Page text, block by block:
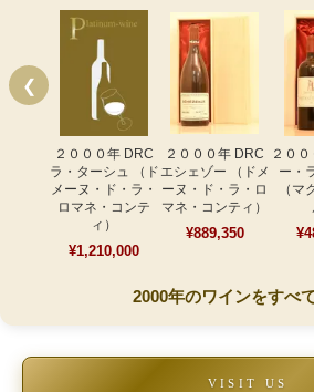
❮
２０００年 DRC
ラ・ターシュ （ド
メーヌ・ド・ラ・
ロマネ・コンテ
ィ）
¥1,210,000
２０００年 DRC
エシェゾー （ドメ
ーヌ・ド・ラ・ロ
マネ・コンティ）
¥889,350
２０
ー・
（マ
2000年のワインをすべ
VISIT US